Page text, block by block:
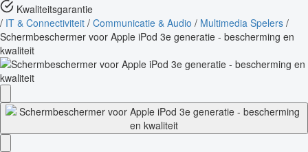
Kwaliteitsgarantie
/ IT & Connectiviteit / Communicatie & Audio / Multimedia Spelers /
Schermbeschermer voor Apple iPod 3e generatie - bescherming en
kwaliteit